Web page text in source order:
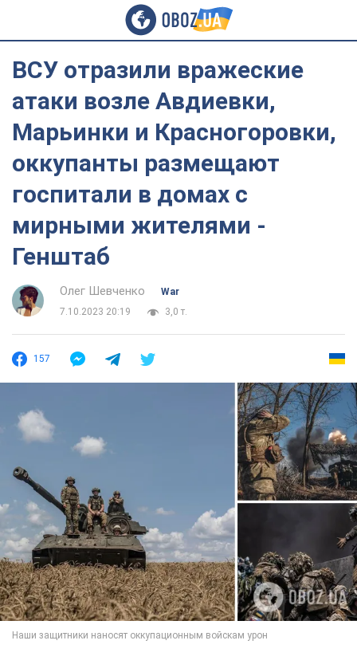
ВСУ отразили вражеские
атаки возле Авдиевки,
Марьинки и Красногоровки,
оккупанты размещают
госпитали в домах с
мирными жителями -
Генштаб
Олег Шевченко
War
7.10.2023 20:19
3,0 т.
157